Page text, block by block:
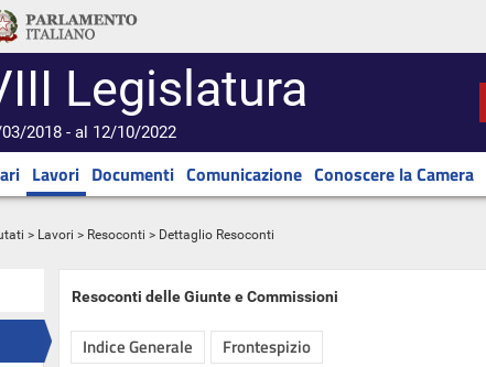
Legislatura
2018 - al 12/10/2022
Lavori Documenti Comunicazione Conoscere la Camera
> Lavori > Resoconti > Dettaglio Resoconti
Resoconti delle Giunte e Commissioni
Indice Generale Frontespizio